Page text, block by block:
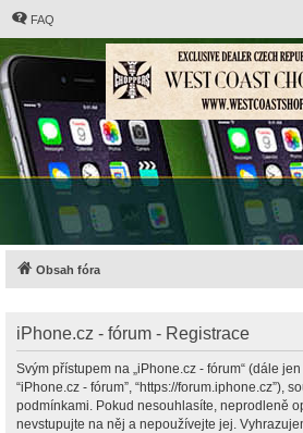
FAQ
Obsah fóra
iPhone.cz - fórum - Registrace
Svým přístupem na „iPhone.cz - fórum“ (dále jen
“iPhone.cz - fórum”, “https://forum.iphone.cz”),
podmínkami. Pokud nesouhlasíte, neprodleně
nevstupujte na něj a nepoužívejte jej.